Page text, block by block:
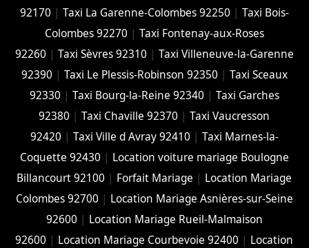
92170 | Taxi La Garenne-Colombes 92250 | Taxi Bois-
Colombes 92270 | Taxi Fontenay-aux-Roses
92260 | Taxi Sèvres 92310 | Taxi Villeneuve-la-Garenne
92390 | Taxi Le Plessis-Robinson 92350 | Taxi Sceaux
92330 | Taxi Bourg-la-Reine 92340 | Taxi Garches
92380 |Taxi Chaville 92370 |Taxi Vaucresson
92420 | Taxi Ville d Avray 92410 | Taxi Marnes-la-
Coquette 92430 | Location voiture mariage Boulogne
Billancourt 92100 | Forfait Mariage | Location Mariage
Colombes 92700 | Location Mariage Asnières-sur-Seine
92600 | Location Mariage Rueil-Malmaison
92600 | Location Mariage Courbevoie 92400 | Location